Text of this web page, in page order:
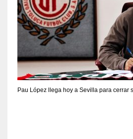
Pau López llega hoy a Sevilla para cerrar